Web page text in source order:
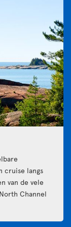
cruise langs
van de vele
Channel